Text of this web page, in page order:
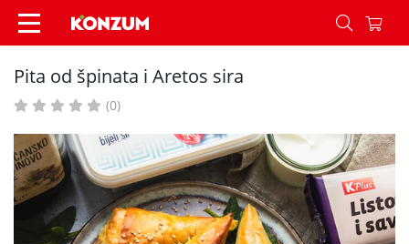
Pita od špinata i Aretos sira - Recepti - Konzum
Pita od špinata i Aretos sira
(0)